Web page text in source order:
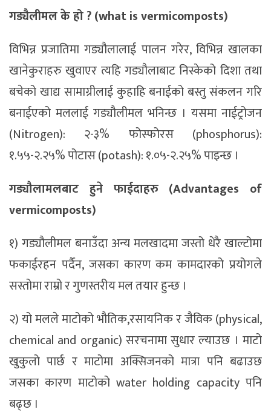
गड्यैलीमल के हो ? (what is vermicomposts)
विभिन्न प्रजातिमा गड्यौलालाई पालन गरेर, विभिन्न खालका
खानेकुराहरु खुवाएर त्यहि गड्यौलाबाट निस्केको दिशा तथा
बचेको खाद्य सामाग्रीलाई कुहाहि बनाईको बस्तु संकलन गरि
बनाईएको मललाई गड्यौलीमल भनिन्छ । यसमा नाईट्रोजन
(Nitrogen): २-३% फोस्फोरस (phosphorus):
१.५५-२.२५% पोटास (potash): १.०५-२.२५% पाइन्छ ।
गड्यौलामलबाट हुने फाईदाहरु (Advantages of
vermicomposts)
१) गड्यौलीमल बनाउँदा अन्य मलखादमा जस्तो धेरै खाल्टोमा
फकाईरहन पर्दैन, जसका कारण कम कामदारको प्रयोगले
सस्तोमा राम्रो र गुणस्तरीय मल तयार हुन्छ ।
२) यो मलले माटोको भौतिक,रसायनिक र जैविक (physical,
chemical and organic) सरचनामा सुधार ल्याउछ । माटो
खुकुलो पार्छ र माटोमा अक्सिजनको मात्रा पनि बढाउछ
जसका कारण माटोको water holding capacity पनि
बढ्छ ।